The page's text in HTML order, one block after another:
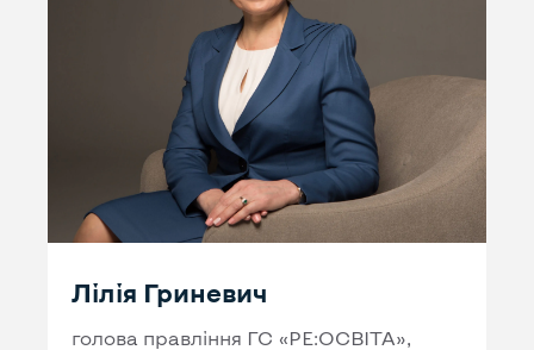
Лілія Гриневич
голова правління ГС «РЕ:ОСВІТА»,